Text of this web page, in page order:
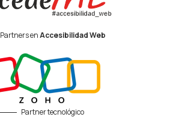
Partners enAccesibilidad Web
Partner tecnológico